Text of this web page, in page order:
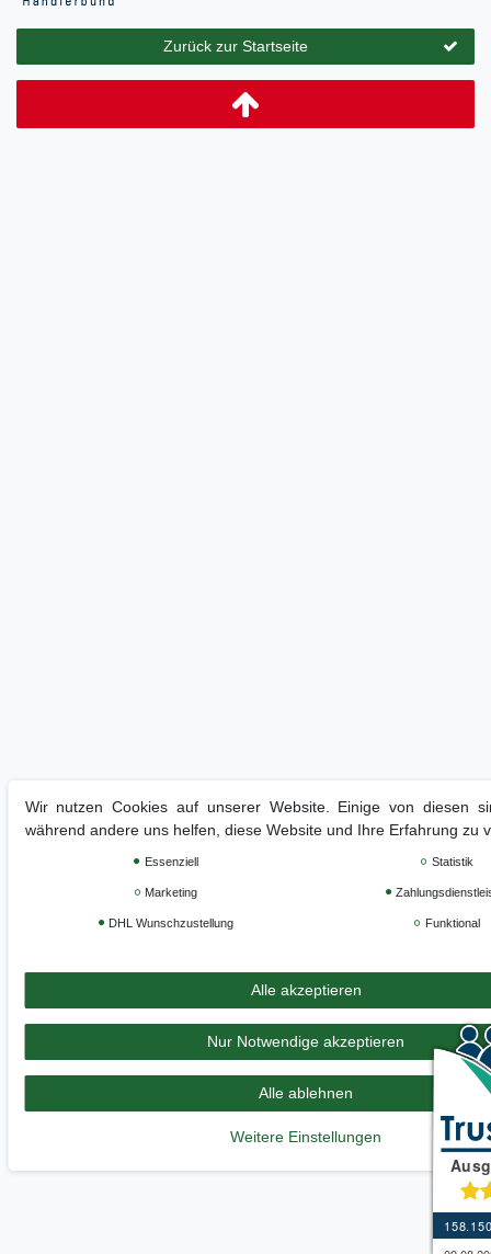
Zurück zur Startseite
Wir nutzen Cookies auf unserer Website. Einige von diesen
während andere uns helfen, diese Website und Ihre Erfahrung zu
Essenziell Statistik
Marketing
DHL Wunschzustellung Funktional
Alle akzeptieren
Nur Notwendige akzeptieren
Alle ablehnen
Weitere Einstellungen